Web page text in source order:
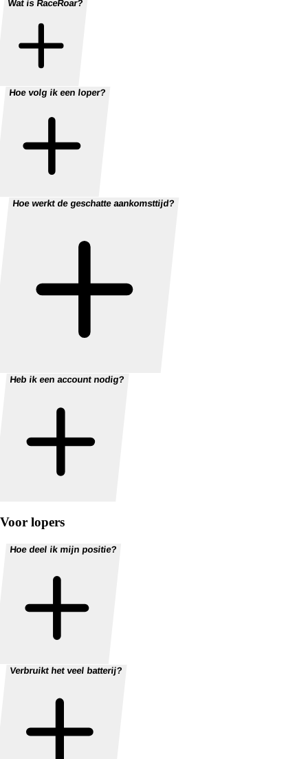
Wat is RaceRoar?
Hoe volg ik een loper?
Hoe werkt de geschatte aankomsttijd?
Heb ik een account nodig?
Voor lopers
Hoe deel ik mijn positie?
Verbruikt het veel batterij?